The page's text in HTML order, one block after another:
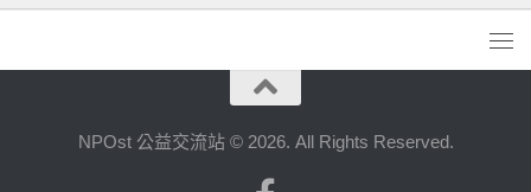
NPOst 公益交流站 © 2026. All Rights Reserved.